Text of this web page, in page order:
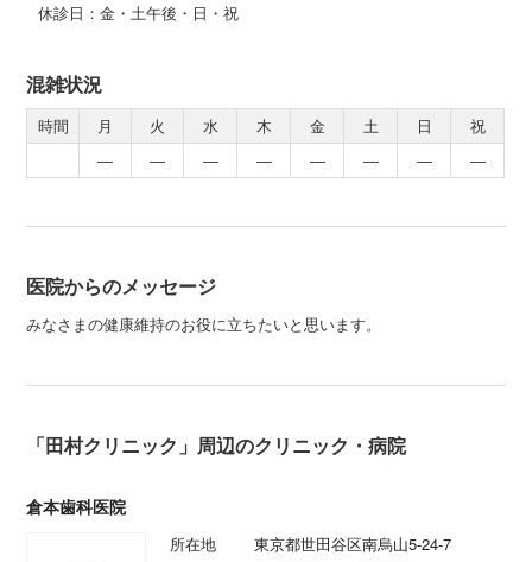
休診日：金・土午後・日・祝
混雑状況
時間 月 火 水 木 金 土 日
祝
―
― ― ― ― ― ― ―
医院からのメッセージ
みなさまの健康維持のお役に立ちたいと思います。
「田村クリニック」周辺のクリニック・病院
倉本歯科医院
所在地
東京都世田谷区南烏山5-24-7